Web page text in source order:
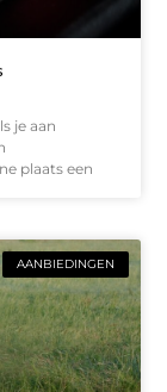
je aan
plaats een
AANBIEDINGEN